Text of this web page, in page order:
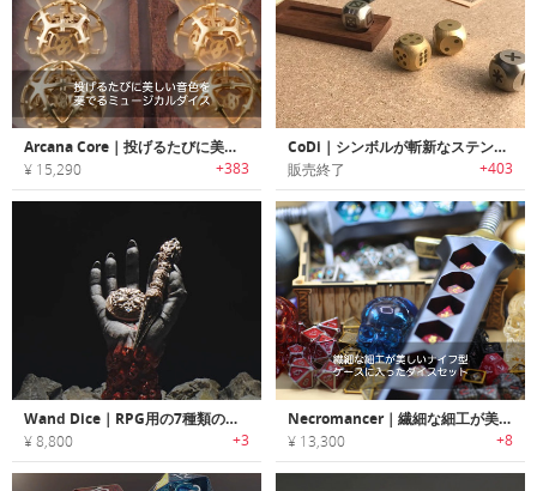
Arcana Core｜投げるたびに美しい音色を奏でるミュージカルダイス「アルカナコア」
¥ 15,290 +383
CoDi｜シンボルが斬新なステンレス/ブラス製ダイス「コディー」
販売終了 +403
Wand Dice｜RPG用の7種類の多面ダイスが一本に集結
¥ 8,800 +3
Necromancer｜繊細な細工が美しいナイフ型ケースに入ったダイスセット「ネクロマンサー」
¥ 13,300 +8